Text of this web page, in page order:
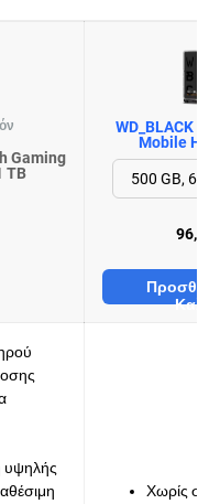
Gaming
TB
Mobile
Χωρίς